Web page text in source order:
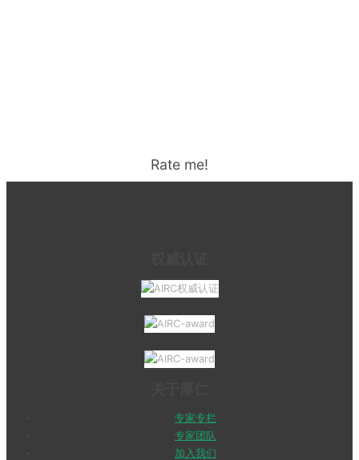
Rate me!
专家专栏
专家团队
加入我们